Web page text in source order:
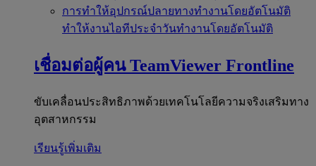
การทำให้อุปกรณ์ปลายทางทำงานโดยอัตโนมัติ
ทำให้งานไอทีประจำวันทำงานโดยอัตโนมัติ
เชื่อมต่อผู้คน TeamViewer Frontline
ขับเคลื่อนประสิทธิภาพด้วยเทคโนโลยีความจริงเสริมทาง
อุตสาหกรรม
เรียนรู้เพิ่มเติม